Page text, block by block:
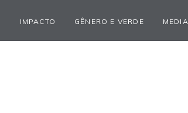
IMPACTO GÊNERO E VERDE MEDIA